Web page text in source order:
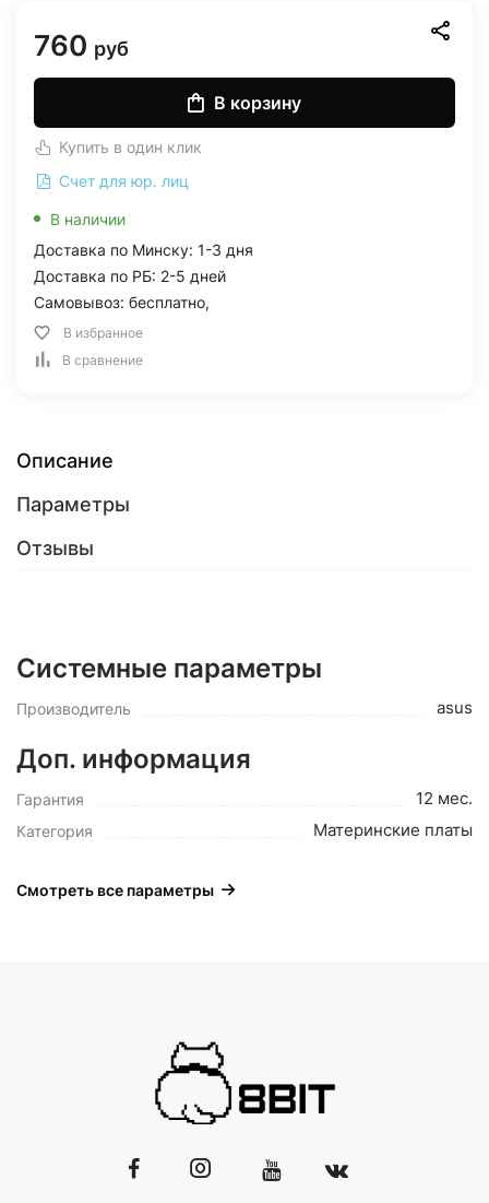
760 руб
В корзину
Купить в один клик
Счет для юр. лиц
В наличии
Доставка по Минску: 1-3 дня
Доставка по РБ: 2-5 дней
Самовывоз: бесплатно,
В избранное
В сравнение
Описание
Параметры
Отзывы
Системные параметры
Производитель asus
Доп. информация
Гарантия 12 мес.
Категория Материнские платы
Смотреть все параметры